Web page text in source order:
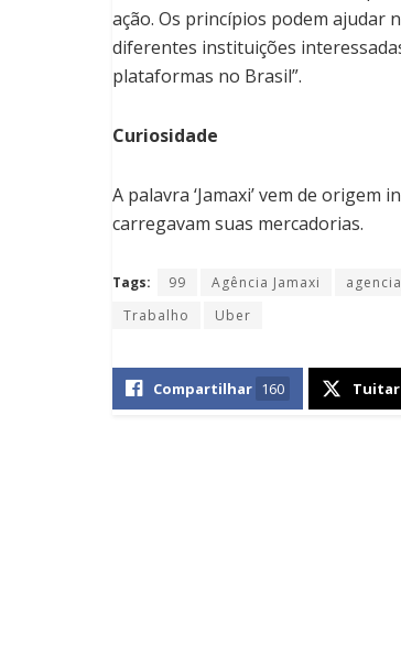
ação. Os princípios podem ajudar
diferentes instituições
plataformas no Brasil”.
Curiosidade
A palavra ‘Jamaxi’ vem de
carregavam suas mercadorias.
Tags: 99 Agência Jamaxi
Trabalho
Uber
Compartilhar 160 Tuitar